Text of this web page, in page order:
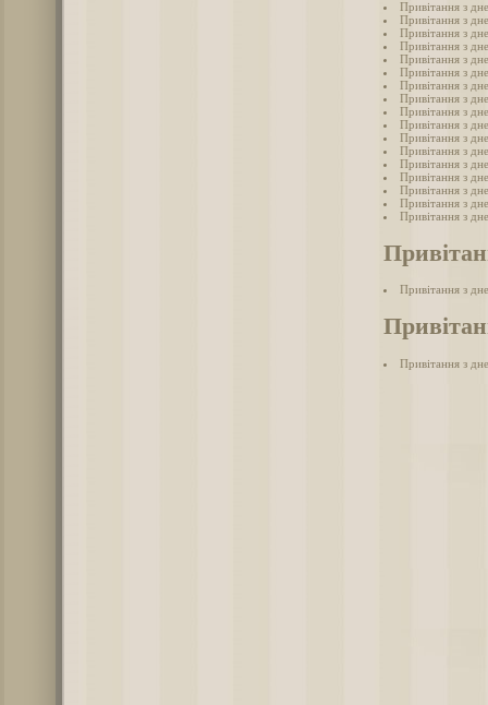
Привітання з
Привітання з
Привітання з
Привітання з
Привітання з
Привітання з
Привітання з
Привітання з
Привітання з
Привітання з
Привітання з
Привітання з
Привітання з
Привітання з
Привітання з
Привітання з
Привітання з
Привітання з
Привітання з